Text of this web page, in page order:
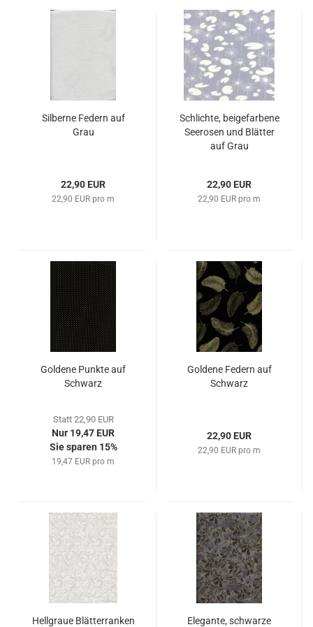
Silberne Federn auf
Grau
22,90 EUR
22,90 EUR pro m
Schlichte, beigefarbene
Seerosen und Blätter
auf Grau
22,90 EUR
22,90 EUR pro m
Goldene Punkte auf
Schwarz
Statt 22,90 EUR
Nur 19,47 EUR
Sie sparen 15%
19,47 EUR pro m
Goldene Federn auf
Schwarz
22,90 EUR
22,90 EUR pro m
Hellgraue Blätterranken
Elegante, schwarze